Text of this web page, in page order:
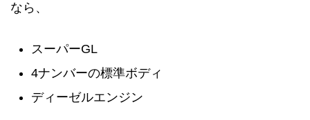
なら、
スーパーGL
4ナンバーの標準ボディ
ディーゼルエンジン